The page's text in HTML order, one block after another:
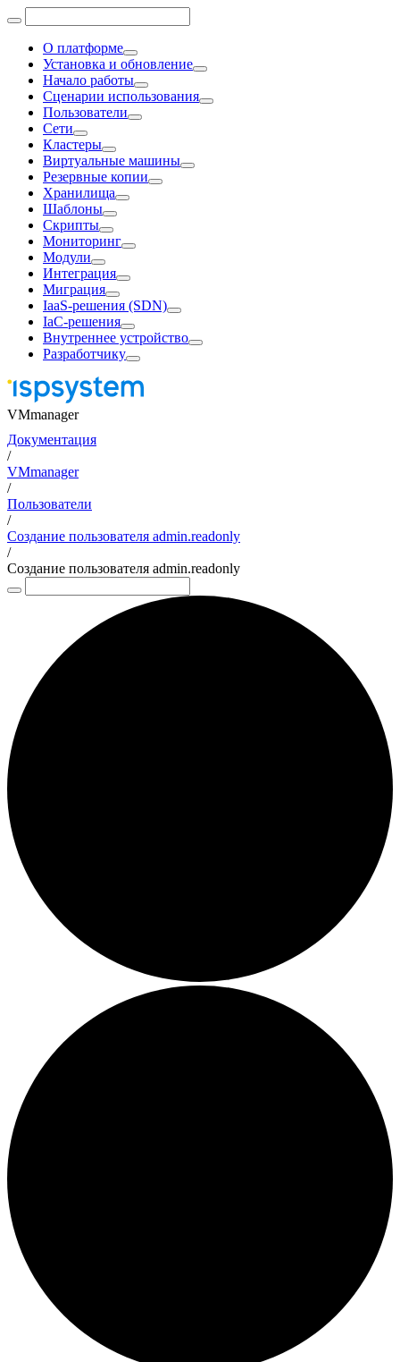
О платформе
Установка и обновление
Начало работы
Сценарии использования
Пользователи
Сети
Кластеры
Виртуальные машины
Резервные копии
Хранилища
Шаблоны
Скрипты
Мониторинг
Модули
Интеграция
Миграция
IaaS-решения (SDN)
IaC-решения
Внутреннее устройство
Разработчику
VMmanager
Документация
/
VMmanager
/
Пользователи
/
Создание пользователя admin.readonly
/
Создание пользователя admin.readonly